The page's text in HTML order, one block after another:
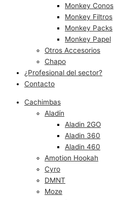
Monkey Conos
Monkey Filtros
Monkey Packs
Monkey Papel
Otros Accesorios
Chapo
¿Profesional del sector?
Contacto
Cachimbas
Aladín
Aladin 2GO
Aladin 360
Aladin 460
Amotion Hookah
Cyro
DMNT
Moze